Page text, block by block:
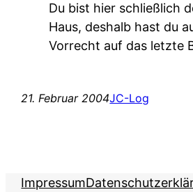
Du bist hier schließlich
Haus, deshalb hast du
Vorrecht auf das letzte
21. Februar 2004JC-Log
Impressum